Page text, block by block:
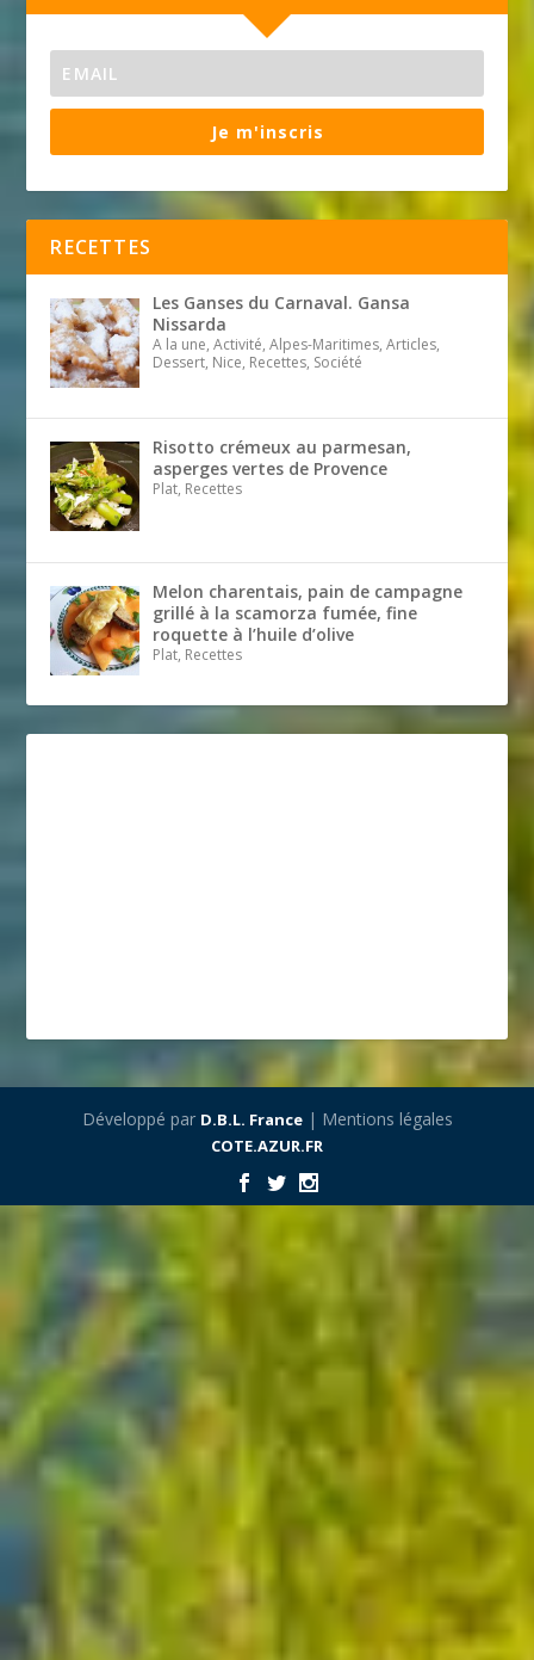
Je m'inscris
RECETTES
Les Ganses du Carnaval. Gansa
Nissarda
A la une, Activité, Alpes-Maritimes, Articles,
Dessert, Nice, Recettes, Société
Risotto crémeux au parmesan,
asperges vertes de Provence
Plat, Recettes
Melon charentais, pain de campagne
grillé à la scamorza fumée, fine
roquette à l’huile d’olive
Plat, Recettes
Développé par D.B.L. France| Mentions légales
COTE.AZUR.FR